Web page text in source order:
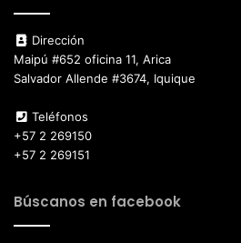
Dirección
Maipú #652 oficina 11, Arica
Salvador Allende #3674, Iquique
Teléfonos
+57 2 269150
+57 2 269151
Búscanos en facebook